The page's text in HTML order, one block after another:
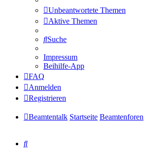
Unbeantwortete Themen
Aktive Themen
Suche
Impressum
Beihilfe-App
FAQ
Anmelden
Registrieren
Beamtentalk Startseite Beamtenforen
Suche